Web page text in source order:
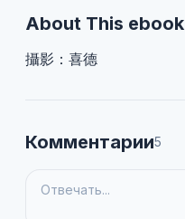
About This ebook
攝影：喜德
Комментарии5